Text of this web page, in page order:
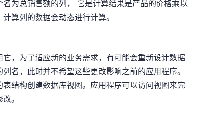
为总销售额的列， 它是计算结果是产品的价格乘以
算列的数据会动态进行计算。
，为了适应新的业务需求，有可能会重新设计数据
名，此时并不希望这些更改影响之前的应用程序。
结构创建数据库视图。应用程序可以访问视图来完
。